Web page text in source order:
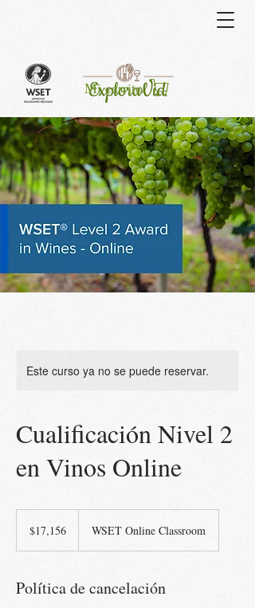
Mi carrito
Este curso ya no se puede reservar.
Cualificación Nivel 2
en Vinos Online
mexicanos
$17,156 WSET Online Classroom
Política de cancelación